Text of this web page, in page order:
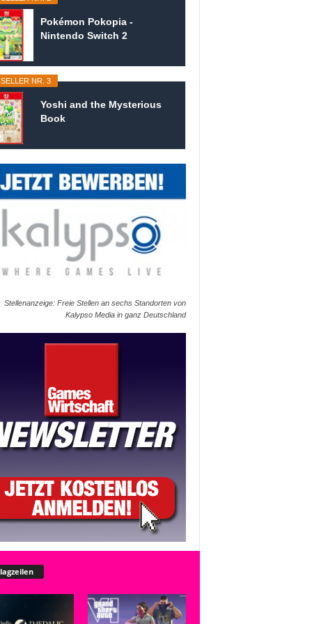
Pokémon Pokopia -
Nintendo Switch 2
NR. 3
Yoshi and the Mysterious
Book
Stellenanzeige: Freie Stellen an sechs Standorten von
Kalypso Media in ganz Deutschland